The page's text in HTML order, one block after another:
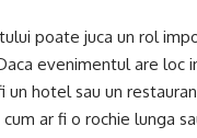
poate juca un rol
evenimentul are loc
un hotel sau un
ar fi o rochie lunga